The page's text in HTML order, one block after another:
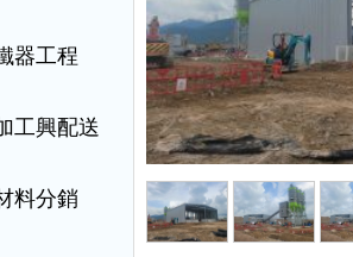
器工程
工興配送
料分銷